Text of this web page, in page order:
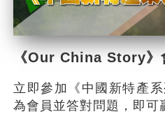
《Our China Story》
立即參加《中國新特產
為會員並答對問題，即可